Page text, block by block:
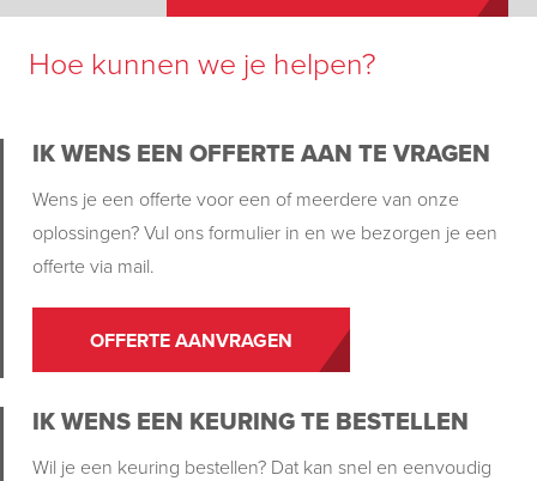
Hoe kunnen we je helpen?
IK WENS EEN OFFERTE AAN TE VRAGEN
Wens je een offerte voor een of meerdere van onze
oplossingen? Vul ons formulier in en we bezorgen je een
offerte via mail.
OFFERTE AANVRAGEN
IK WENS EEN KEURING TE BESTELLEN
Wil je een keuring bestellen? Dat kan snel en eenvoudig